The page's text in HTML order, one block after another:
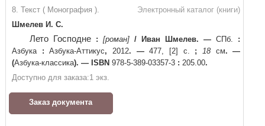
Электронный каталог (книги)
8. Текст ( Монография ).
Шмелев И. С.
Лето Господне : [роман] / Иван Шмелев. — СПб. :
Азбука : Азбука-Аттикус, 2012. —477, [2] с. ; 18см. —
(Азбука-классика). — ISBN 978-5-389-03357-3 : 205.00.
Доступно для заказа:1 экз.
Заказ документа